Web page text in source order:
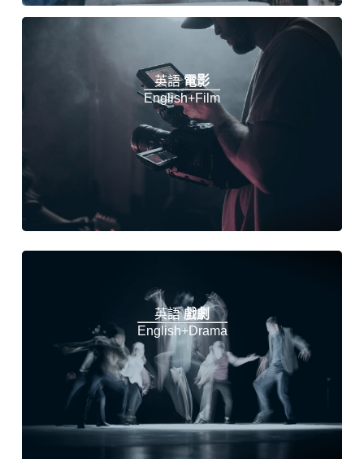
英語電影
English+Film
英語戲劇
English+Drama